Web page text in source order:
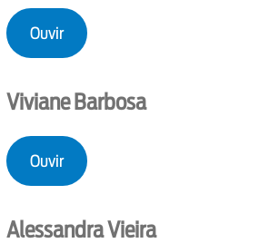
Ouvir
Viviane Barbosa
Ouvir
Alessandra Vieira